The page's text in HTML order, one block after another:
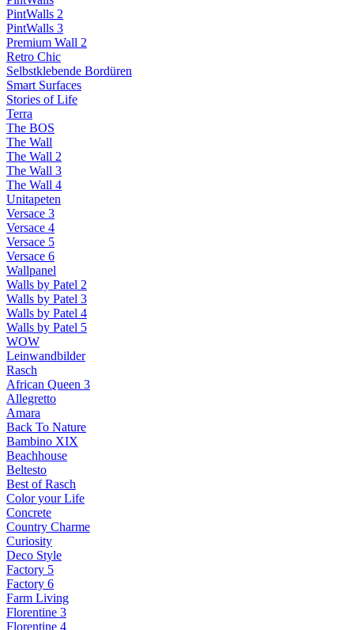
PintWalls 2
PintWalls 3
Premium Wall 2
Retro Chic
Selbstklebende Bordüren
Smart Surfaces
Stories of Life
Terra
The BOS
The Wall
The Wall 2
The Wall 3
The Wall 4
Unitapeten
Versace 3
Versace 4
Versace 5
Versace 6
Wallpanel
Walls by Patel 2
Walls by Patel 3
Walls by Patel 4
Walls by Patel 5
WOW
Leinwandbilder
Rasch
African Queen 3
Allegretto
Amara
Back To Nature
Bambino XIX
Beachhouse
Beltesto
Best of Rasch
Color your Life
Concrete
Country Charme
Curiosity
Deco Style
Factory 5
Factory 6
Farm Living
Florentine 3
Florentine 4